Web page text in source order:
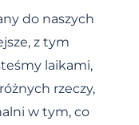
do naszych
z tym
laikami,
rzeczy,
w tym, co